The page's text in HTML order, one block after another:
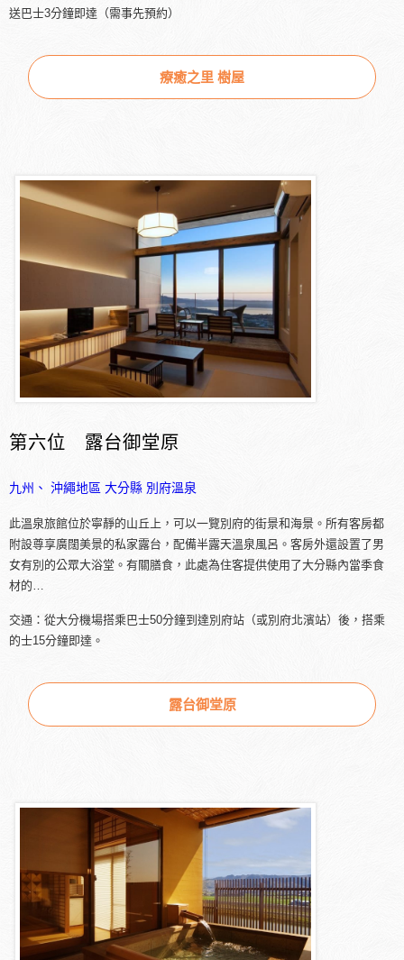
送巴士3分鐘即達（需事先預約）
療癒之里 樹屋
第六位 露台御堂原
九州、 沖繩地區 大分縣 別府溫泉
此溫泉旅館位於寧靜的山丘上，可以一覽別府的街景和海景。所有客房都
附設尊享廣闊美景的私家露台，配備半露天溫泉風呂。客房外還設置了男
女有別的公眾大浴堂。有關膳食，此處為住客提供使用了大分縣內當季食
材的…
交通：從大分機場搭乘巴士50分鐘到達別府站（或別府北濱站）後，搭乘
的士15分鐘即達。
露台御堂原